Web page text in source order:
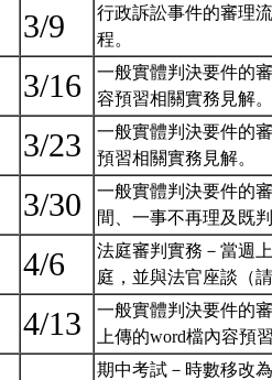
3/9
行政訴訟事件的審理
程。
3/16
一般實體判決要件的
容預習相關實務見解
3/23
一般實體判決要件的
預習相關實務見解。
3/30
一般實體判決要件的
間、一事不再理及既
4/6
法庭審判實務－當週
庭，並與法官座談（
4/13
一般實體判決要件的
上傳的word檔內容預
期中考試－時數移改